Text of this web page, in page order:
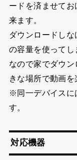
ードを済ませて
来ます。
ダウンロードし
の容量を使ってし
なので家でダウ
きな場所で動画を
※同一デバイスに
す。
対応機器